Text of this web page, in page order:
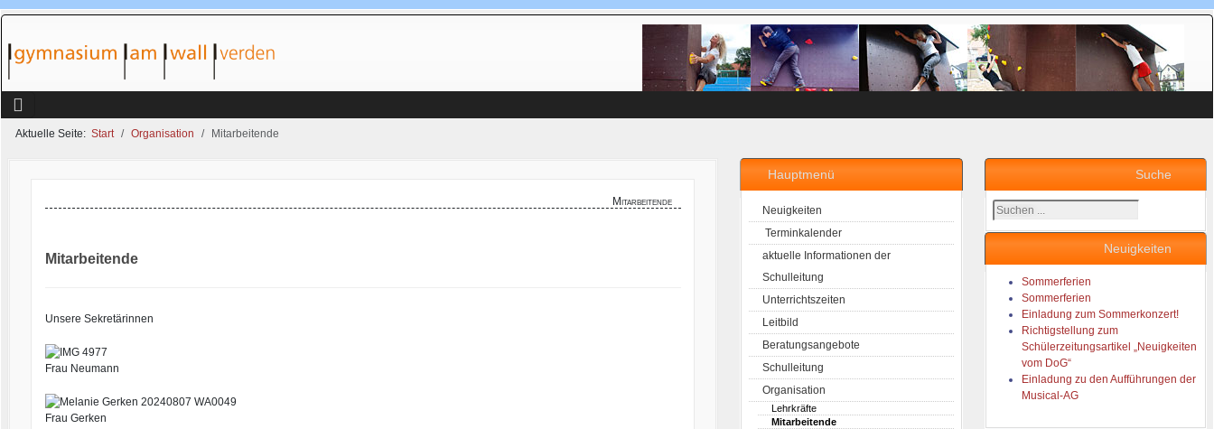
Aktuelle Seite: Start Organisation Mitarbeitende
Hauptmenü
Neuigkeiten
Terminkalender
aktuelle Informationen der
Schulleitung
Unterrichtszeiten
Leitbild
Beratungsangebote
Schulleitung
Organisation
Lehrkräfte
Mitarbeitende
Suche
Suchen
...
Neuigkeiten
Sommerferien
Sommerferien
Einladung zum Sommerkonzert!
Richtigstellung zum
Schülerzeitungsartikel „Neuigkeiten
vom DoG“
Einladung zu den Aufführungen der
Musical-AG
Mitarbeitende
Mitarbeitende
Unsere Sekretärinnen
Frau Neumann
Frau Gerken